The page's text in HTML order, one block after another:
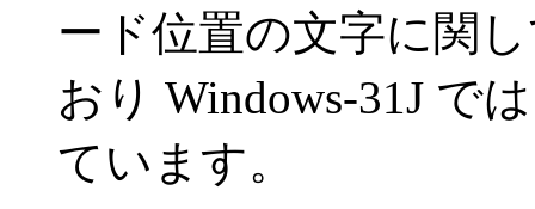
ード位置の文字に関
おり Windows-31J で
ています。